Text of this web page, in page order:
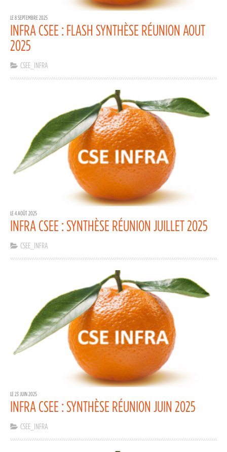
LE 8 SEPTEMBRE 2025
INFRA CSEE : FLASH SYNTHÈSE RÉUNION AOUT
2025
CSEE_INFRA
LE 4 AOÛT 2025
INFRA CSEE : SYNTHÈSE RÉUNION JUILLET 2025
CSEE_INFRA
LE 23 JUIN 2025
INFRA CSEE : SYNTHÈSE RÉUNION JUIN 2025
CSEE_INFRA